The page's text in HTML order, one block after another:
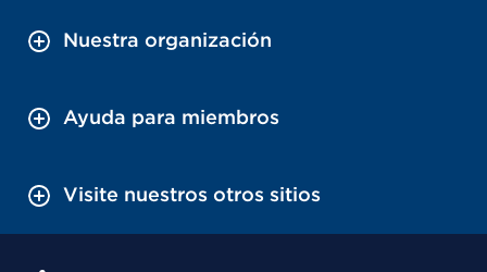
Nuestra organización
Ayuda para miembros
Visite nuestros otros sitios